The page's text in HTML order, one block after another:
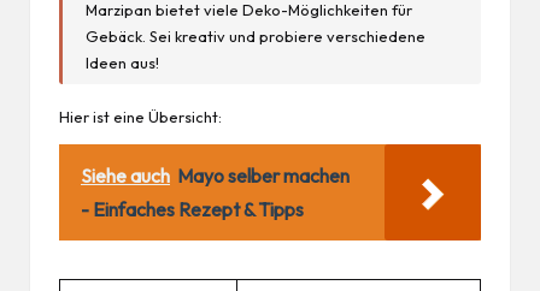
Marzipan bietet viele Deko-Möglichkeiten für
Gebäck. Sei kreativ und probiere verschiedene
Ideen aus!
Hier ist eine Übersicht:
Siehe auch Mayo selber machen
- Einfaches Rezept & Tipps